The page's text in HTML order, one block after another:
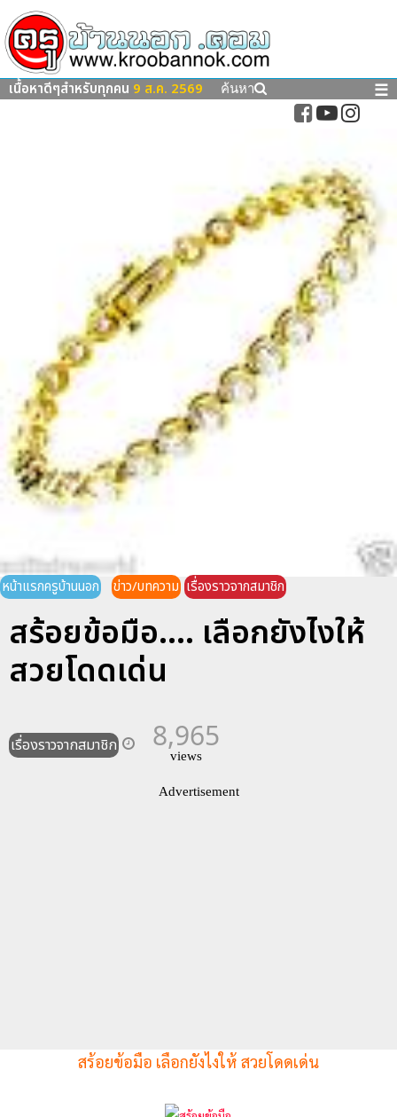
เนื้อหาดีๆสำหรับทุกคน 9 ส.ค. 2569 ค้นหา ☰
หน้าแรกครูบ้านนอก ข่าว/บทความ เรื่องราวจากสมาชิก
สร้อยข้อมือ.... เลือกยังไงให้
สวยโดดเด่น
เรื่องราวจากสมาชิก 8,965
views
Advertisement
สร้อยข้อมือ เลือกยังไงให้ สวยโดดเด่น